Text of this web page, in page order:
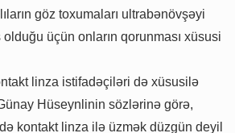
göz toxumaları ultrabənövşəyi
üçün onların qorunması xüsusi
linza istifadəçiləri də xüsusilə
Hüseynlinin sözlərinə görə,
kontakt linza ilə üzmək düzgün deyil